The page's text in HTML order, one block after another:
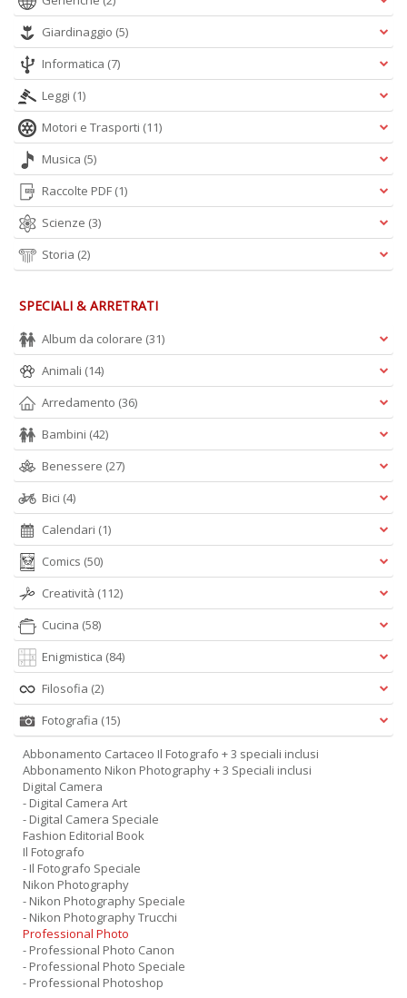
Giardinaggio (5)
Informatica (7)
Leggi (1)
Motori e Trasporti (11)
Musica (5)
Raccolte PDF (1)
Scienze (3)
Storia (2)
SPECIALI & ARRETRATI
Album da colorare (31)
Animali (14)
Arredamento (36)
Bambini (42)
Benessere (27)
Bici (4)
Calendari (1)
Comics (50)
Creatività (112)
Cucina (58)
Enigmistica (84)
Filosofia (2)
Fotografia (15)
Abbonamento Cartaceo Il Fotografo + 3 speciali inclusi
Abbonamento Nikon Photography + 3 Speciali inclusi
Digital Camera
- Digital Camera Art
- Digital Camera Speciale
Fashion Editorial Book
Il Fotografo
- Il Fotografo Speciale
Nikon Photography
- Nikon Photography Speciale
- Nikon Photography Trucchi
Professional Photo
- Professional Photo Canon
- Professional Photo Speciale
- Professional Photoshop